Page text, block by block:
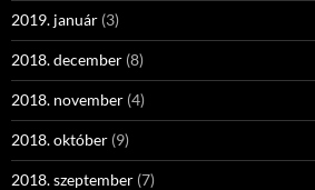
2019. január (3)
2018. december (8)
2018. november (4)
2018. október (9)
2018. szeptember (7)